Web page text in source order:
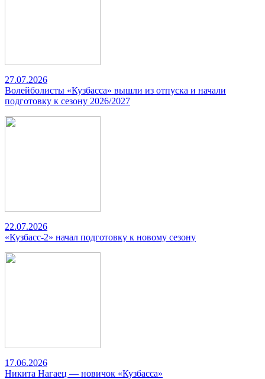
27.07.2026
Волейболисты «Кузбасса» вышли из отпуска и начали
подготовку к сезону 2026/2027
22.07.2026
«Кузбасс-2» начал подготовку к новому сезону
17.06.2026
Никита Нагаец — новичок «Кузбасса»